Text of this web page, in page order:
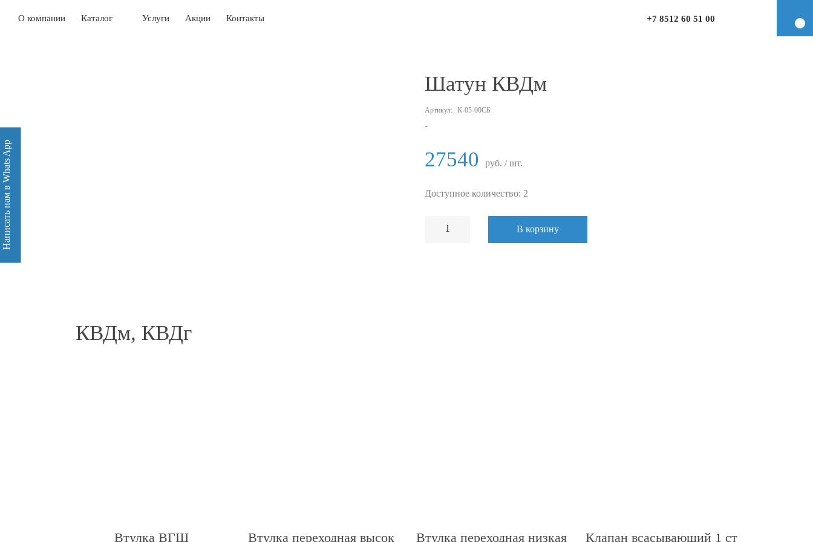
О компании Каталог Услуги Акции Контакты +7 8512 60 51 00
Шатун КВДм
Артикул: К-05-00СБ
-
27540 руб. / шт.
Доступное количество: 2
В корзину
КВДм, КВДг
Втулка ВГШ Втулка переходная высок Втулка переходная низкая Клапан всасывающий 1 ст
Написать нам в Whats App